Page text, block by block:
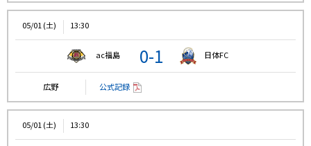
05/01 (土) 13:30
ac福島 0-1 日体FC
広野 公式記録
05/01 (土) 13:30